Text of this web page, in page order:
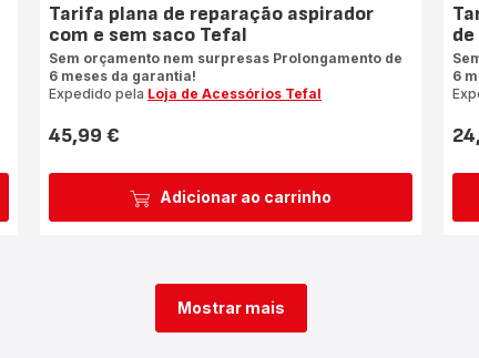
Adicionar ao carrinho
Tarifa plana de reparação aspirador
com e sem saco Tefal
Sem orçamento nem surpresas Prolongamento de
6 meses da garantia!
Expedido pela Loja de Acessórios Tefal
Preço
45,99 €
6
Mostrar mais